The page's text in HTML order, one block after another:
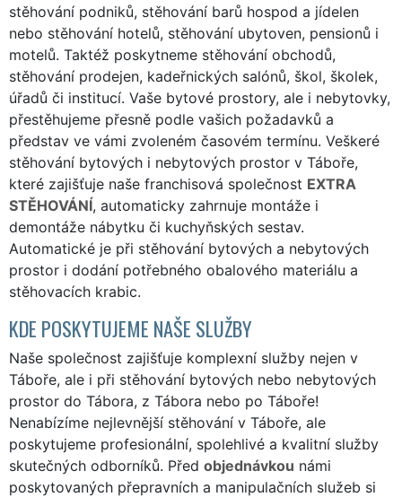
stěhování podniků, stěhování barů hospod a jídelen
nebo stěhování hotelů, stěhování ubytoven, pensionů i
motelů. Taktéž poskytneme stěhování obchodů,
stěhování prodejen, kadeřnických salónů, škol, školek,
úřadů či institucí. Vaše bytové prostory, ale i nebytovky,
přestěhujeme přesně podle vašich požadavků a
představ ve vámi zvoleném časovém termínu. Veškeré
stěhování bytových i nebytových prostor v Táboře,
které zajišťuje naše franchisová společnost EXTRA
STĚHOVÁNÍ, automaticky zahrnuje montáže i
demontáže nábytku či kuchyňských sestav.
Automatické je při stěhování bytových a nebytových
prostor i dodání potřebného obalového materiálu a
stěhovacích krabic.
KDE POSKYTUJEME NAŠE SLUŽBY
Naše společnost zajišťuje komplexní služby nejen v
Táboře, ale i při stěhování bytových nebo nebytových
prostor do Tábora, z Tábora nebo po Táboře!
Nenabízíme nejlevnější stěhování v Táboře, ale
poskytujeme profesionální, spolehlivé a kvalitní služby
skutečných odborníků. Před objednávkou námi
poskytovaných přepravních a manipulačních služeb si